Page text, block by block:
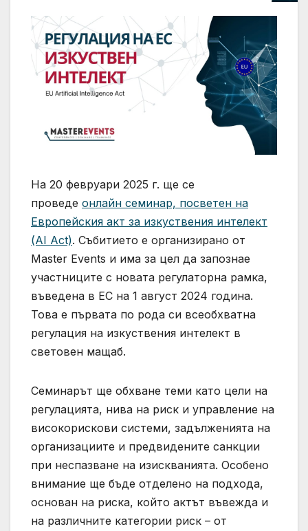
На 20 февруари 2025 г. ще се
проведе онлайн семинар, посветен на
Европейския акт за изкуствения интелект
(AI Act). Събитието е организирано от
Master Events и има за цел да запознае
участниците с новата регулаторна рамка,
въведена в ЕС на 1 август 2024 година.
Това е първата по рода си всеобхватна
регулация на изкуствения интелект в
световен мащаб.
Семинарът ще обхване теми като цели на
регулацията, нива на риск и управление на
високорискови системи, задълженията на
организациите и предвидените санкции
при неспазване на изискванията. Особено
внимание ще бъде отделено на подхода,
основан на риска, който актът въвежда и
на различните категории риск – от